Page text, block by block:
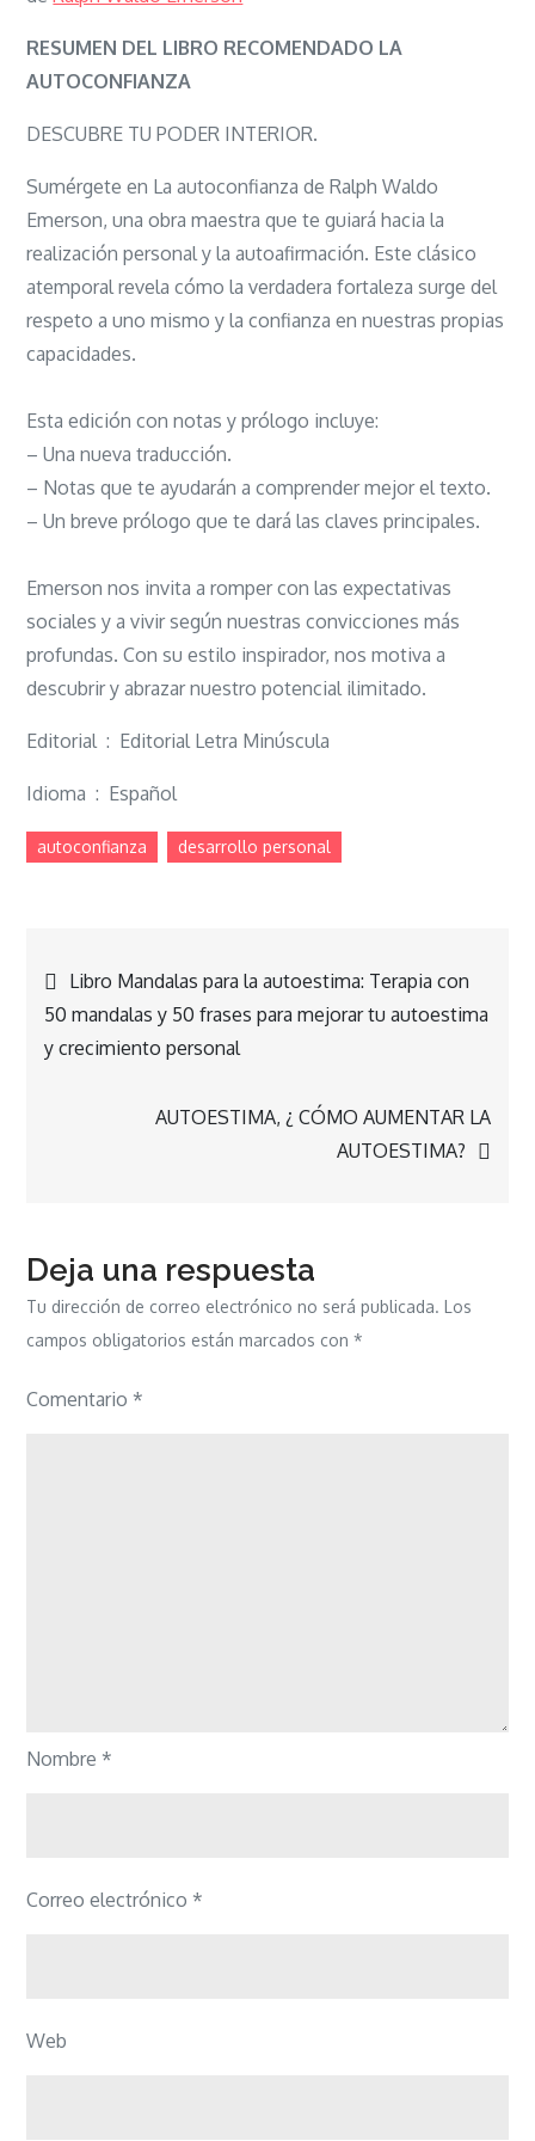
RESUMEN DEL LIBRO RECOMENDADO LA
AUTOCONFIANZA
DESCUBRE TU PODER INTERIOR.
Sumérgete en La autoconfianza de Ralph Waldo
Emerson, una obra maestra que te guiará hacia la
realización personal y la autoafirmación. Este clásico
atemporal revela cómo la verdadera fortaleza surge del
respeto a uno mismo y la confianza en nuestras propias
capacidades.
Esta edición con notas y prólogo incluye:
– Una nueva traducción.
– Notas que te ayudarán a comprender mejor el texto.
– Un breve prólogo que te dará las claves principales.
Emerson nos invita a romper con las expectativas
sociales y a vivir según nuestras convicciones más
profundas. Con su estilo inspirador, nos motiva a
descubrir y abrazar nuestro potencial ilimitado.
Editorial ‏ : ‎ Editorial Letra Minúscula
Idioma ‏ : ‎ Español
autoconfianza desarrollo personal
Navegación
de
entradas
Libro Mandalas para la autoestima: Terapia con
50 mandalas y 50 frases para mejorar tu autoestima
y crecimiento personal
AUTOESTIMA, ¿ CÓMO AUMENTAR LA
AUTOESTIMA?
Deja una respuesta
Tu dirección de correo electrónico no será publicada. Los
campos obligatorios están marcados con*
Comentario *
Nombre *
Correo electrónico *
Web